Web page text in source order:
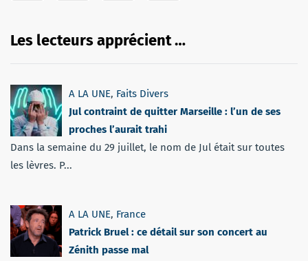
Les lecteurs apprécient …
A LA UNE, Faits Divers
Jul contraint de quitter Marseille : l’un de ses
proches l’aurait trahi
Dans la semaine du 29 juillet, le nom de Jul était sur toutes
les lèvres. P...
A LA UNE, France
Patrick Bruel : ce détail sur son concert au
Zénith passe mal